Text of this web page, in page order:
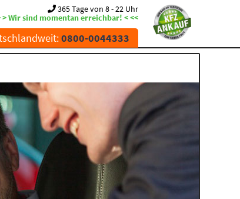
365 Tage von 8 - 22 Uhr
> Wir sind momentan erreichbar! < <<
0800-0044333